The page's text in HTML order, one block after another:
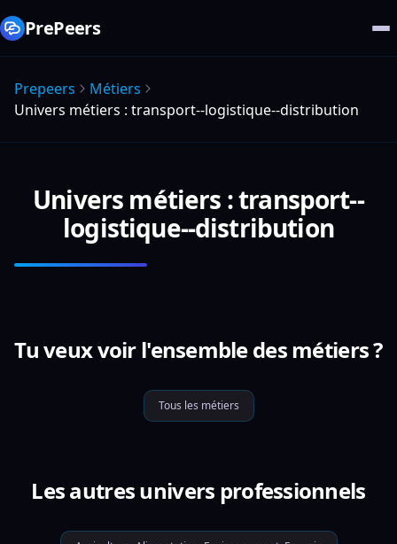
PrePeers
Prepeers
Métiers
Univers métiers : transport--logistique--distribution
Univers métiers : transport--
logistique--distribution
Tu veux voir l'ensemble des métiers ?
Tous les métiers
Les autres univers professionnels